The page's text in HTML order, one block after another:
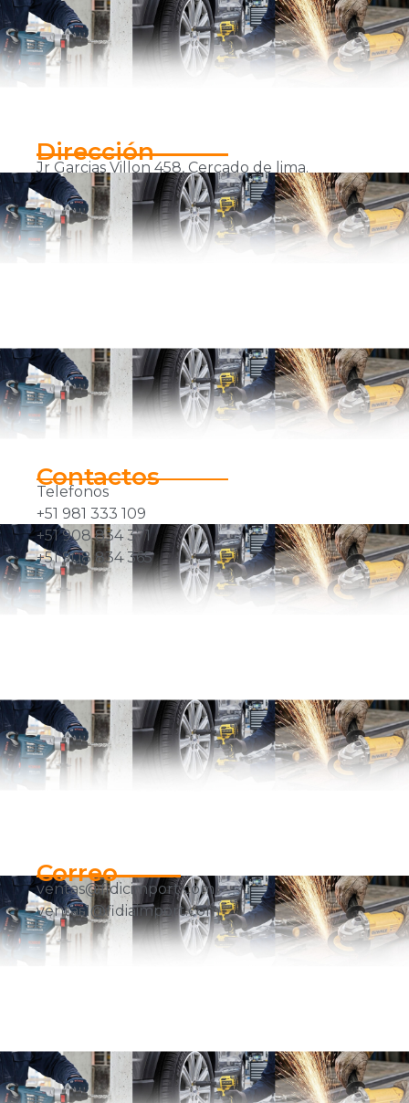
Dirección
Jr Garcias Villon 458, Cercado de lima.
Contactos
Telefonos
+51 981 333 109
+51 908 834 371
+51 908 834 365
Correo
ventas@fidicimport.com
ventas1@fidiaimport.com